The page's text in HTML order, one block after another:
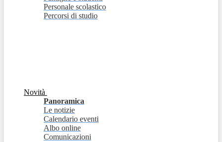
Personale scolastico
Percorsi di studio
Novità
Panoramica
Le notizie
Calendario eventi
Albo online
Comunicazioni